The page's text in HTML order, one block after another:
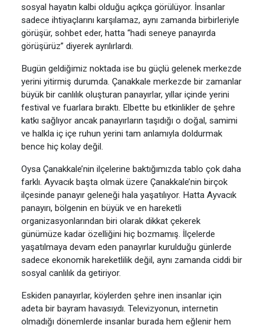
sosyal hayatın kalbi olduğu açıkça görülüyor. İnsanlar
sadece ihtiyaçlarını karşılamaz, aynı zamanda birbirleriyle
görüşür, sohbet eder, hatta “hadi seneye panayırda
görüşürüz” diyerek ayrılırlardı.
Bugün geldiğimiz noktada ise bu güçlü gelenek merkezde
yerini yitirmiş durumda. Çanakkale merkezde bir zamanlar
büyük bir canlılık oluşturan panayırlar, yıllar içinde yerini
festival ve fuarlara bıraktı. Elbette bu etkinlikler de şehre
katkı sağlıyor ancak panayırların taşıdığı o doğal, samimi
ve halkla iç içe ruhun yerini tam anlamıyla doldurmak
bence hiç kolay değil.
Oysa Çanakkale’nin ilçelerine baktığımızda tablo çok daha
farklı. Ayvacık başta olmak üzere Çanakkale’nin birçok
ilçesinde panayır geleneği hala yaşatılıyor. Hatta Ayvacık
panayırı, bölgenin en büyük ve en hareketli
organizasyonlarından biri olarak dikkat çekerek
günümüze kadar özelliğini hiç bozmamış. İlçelerde
yaşatılmaya devam eden panayırlar kurulduğu günlerde
sadece ekonomik hareketlilik değil, aynı zamanda ciddi bir
sosyal canlılık da getiriyor.
Eskiden panayırlar, köylerden şehre inen insanlar için
adeta bir bayram havasıydı. Televizyonun, internetin
olmadığı dönemlerde insanlar burada hem eğlenir hem